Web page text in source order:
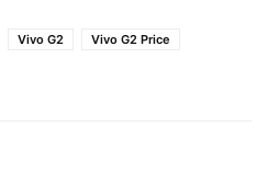
Vivo G2
Vivo G2 Price